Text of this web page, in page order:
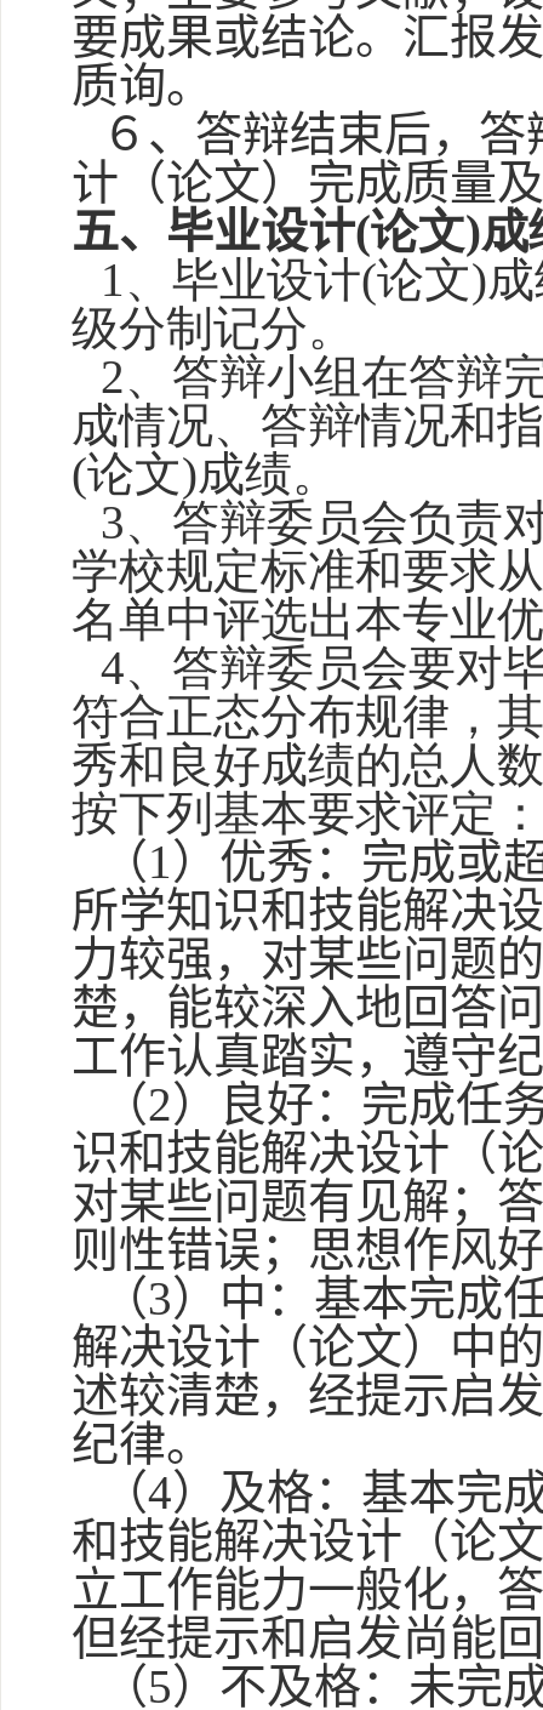
要成果或结论。汇报
质询。
６、答辩结束后，
计（论文）完成质量
五、毕业设计(论文)成
1、毕业设计(论文)
级分制记分。
2、答辩小组在答辩
成情况、答辩情况和
(论文)成绩。
3、答辩委员会负责
学校规定标准和要求
名单中评选出本专业
4、答辩委员会要对
符合正态分布规律，
秀和良好成绩的总人
按下列基本要求评定
（1）优秀：完成或
所学知识和技能解决
力较强，对某些问题
楚，能较深入地回答
工作认真踏实，遵守
（2）良好：完成任
识和技能解决设计（
对某些问题有见解；
则性错误；思想作风
（3）中：基本完成
解决设计（论文）中
述较清楚，经提示启
纪律。
（4）及格：基本完
和技能解决设计（论
立工作能力一般化，
但经提示和启发尚能
（5）不及格：未完